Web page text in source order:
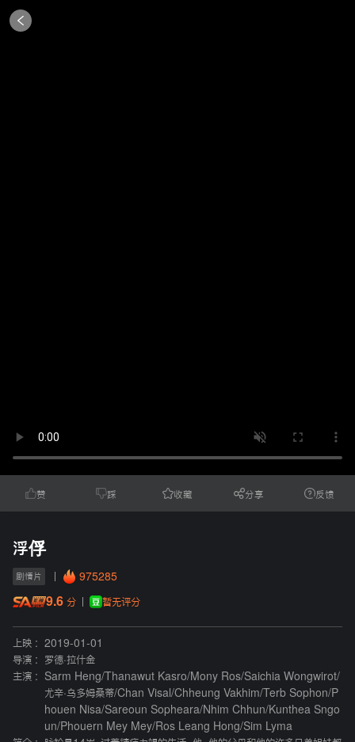
赞 踩 收藏 分享 反馈
浮俘
剧情片 975285
9.6 分 暂无评分
上映 :
2019-01-01
导演 :
罗德·拉什金
主演 :
Sarm Heng/ Thanawut Kasro/Mony Ros/Saichia Wongwirot/
尤辛·乌多姆桑蒂/Chan Visal /Chheung Vakhim/ Terb Sophon/P
houen Nisa/Sareoun Sopheara/Nhim Chhun/Kunthea Sngo
un/Phouern Mey Mey/Ros Leang Hong/Sim Lyma